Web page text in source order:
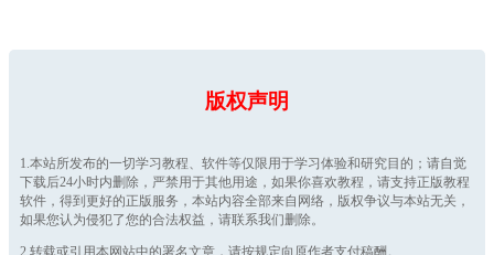
版权声明
1.本站所发布的一切学习教程、软件等仅限用于学习体验和研究目的；请自觉
下载后24小时内删除，严禁用于其他用途，如果你喜欢教程，请支持正版教程
软件，得到更好的正版服务，本站内容全部来自网络，版权争议与本站无关，
如果您认为侵犯了您的合法权益，请联系我们删除。